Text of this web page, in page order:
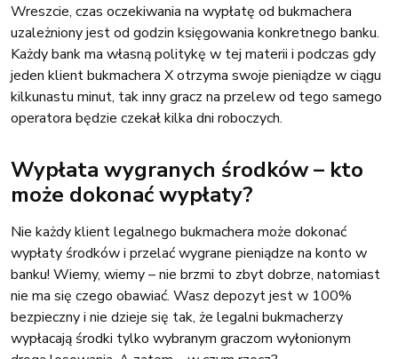
Wreszcie, czas oczekiwania na wypłatę od bukmachera
uzależniony jest od godzin księgowania konkretnego banku.
Każdy bank ma własną politykę w tej materii i podczas gdy
jeden klient bukmachera X otrzyma swoje pieniądze w ciągu
kilkunastu minut, tak inny gracz na przelew od tego samego
operatora będzie czekał kilka dni roboczych.
Wypłata wygranych środków – kto
może dokonać wypłaty?
Nie każdy klient legalnego bukmachera może dokonać
wypłaty środków i przelać wygrane pieniądze na konto w
banku! Wiemy, wiemy – nie brzmi to zbyt dobrze, natomiast
nie ma się czego obawiać. Wasz depozyt jest w 100%
bezpieczny i nie dzieje się tak, że legalni bukmacherzy
wypłacają środki tylko wybranym graczom wyłonionym